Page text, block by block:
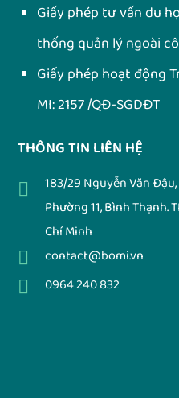
Giấy phép tư vấn du
thống quản lý ngoài
Giấy phép hoạt động
MI: 2157 /QĐ-SGDĐT
THÔNG TIN LIÊN HỆ
183/29 Nguyễn Văn Đậu,
Phường 11, Bình Thạnh.
Chí Minh
contact@bomi.vn
0964 240 832